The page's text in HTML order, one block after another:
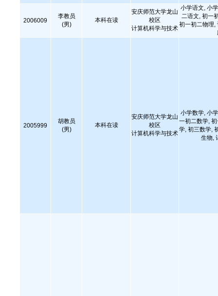
2006009
李教员
(男)
本科在读
安庆师范大学龙山
校区
计算机科学与技术
小学语文, 小
二语文, 初一
初一初二物理,
2005999
胡教员
(男)
本科在读
安庆师范大学龙山
校区
计算机科学与技术
小学数学, 小
一初二数学,
学, 初三数学,
生物,